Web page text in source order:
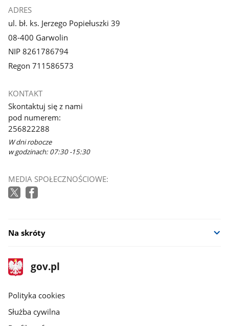
ADRES
ul. bł. ks. Jerzego Popiełuszki 39
08-400 Garwolin
NIP 8261786794
Regon 711586573
KONTAKT
Skontaktuj się z nami
pod numerem:
256822288
W dni robocze
w godzinach: 07:30 -15:30
MEDIA SPOŁECZNOŚCIOWE:
Na skróty
stopka
gov.pl
Strona
gov.pl
gov.pl
Polityka cookies
Służba cywilna